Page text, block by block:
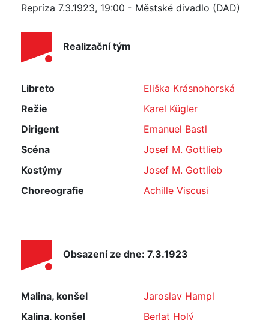
Repríza 7.3.1923, 19:00 - Městské divadlo (DAD)
Realizační tým
Libreto
Eliška Krásnohorská
Režie
Karel Kügler
Dirigent
Emanuel Bastl
Scéna
Josef M. Gottlieb
Kostýmy
Josef M. Gottlieb
Choreografie
Achille Viscusi
Obsazení ze dne: 7.3.1923
Malina, konšel
Jaroslav Hampl
Kalina, konšel
Berlat Holý